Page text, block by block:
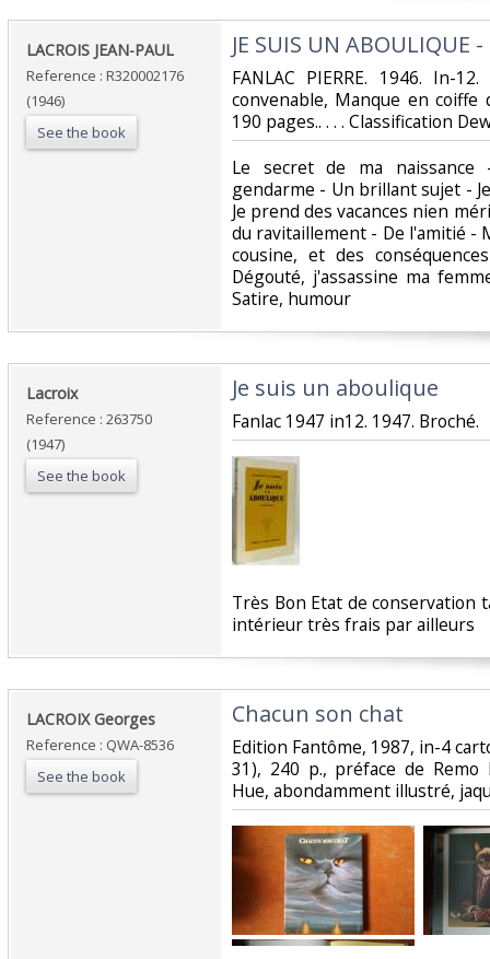
‎LACROIS JEAN-PAUL‎
Reference : R320002176
(1946)
See the book
‎JE SUIS UN ABOULIQUE
‎FANLAC PIERRE. 1946. In-
convenable, Manque en
190 pages.. . . . Classification
‎Le secret de ma
gendarme - Un brillant sujet -
Je prend des vacances nien
du ravitaillement - De l'amitié -
cousine, et des
Dégouté, j'assassine ma
Satire, humour‎
‎Lacroix‎
Reference : 263750
(1947)
See the book
‎Je suis un aboulique‎
‎Fanlac 1947 in12. 1947. Broché.‎
‎Très Bon Etat de
intérieur très frais par ailleurs‎
‎LACROIX Georges ‎
Reference : QWA-8536
See the book
‎Chacun son chat ‎
‎Edition Fantôme, 1987, in-4
31), 240 p., préface de Remo
Hue, abondamment illustré,